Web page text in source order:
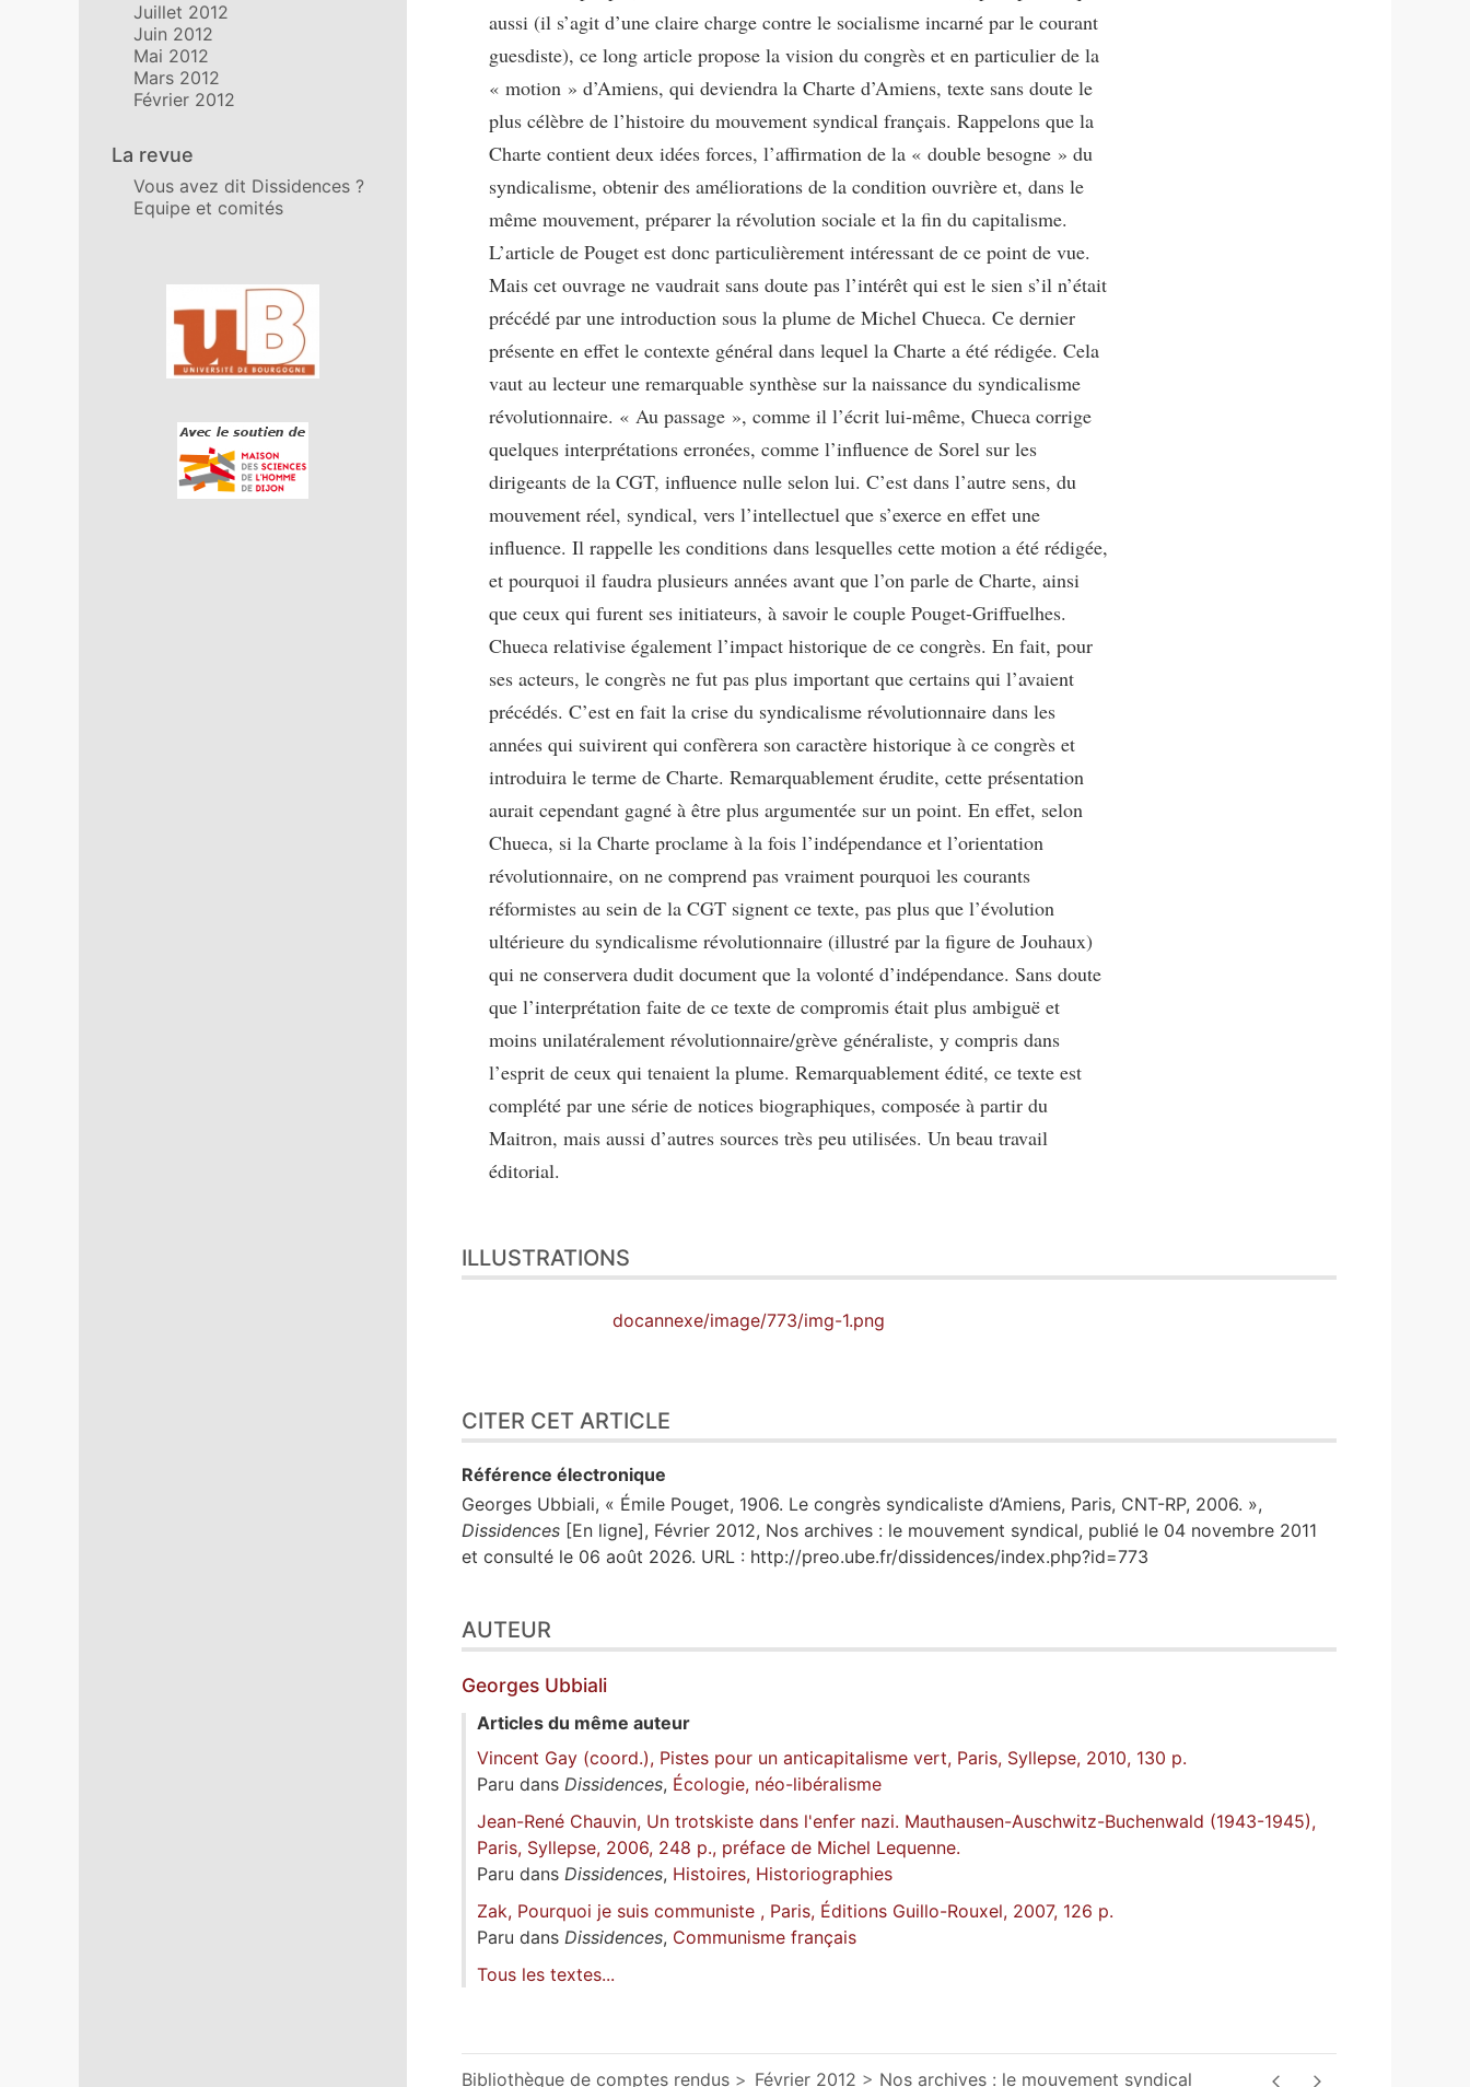
Juillet 2012
Juin 2012
Mai 2012
Mars 2012
Février 2012
La revue
Vous avez dit Dissidences ?
Equipe et comités
Affiliations/partenaires
aussi (il s’agit d’une claire charge contre le socialisme incarné par le courant
guesdiste), ce long article propose la vision du congrès et en particulier de la
« motion » d’Amiens, qui deviendra la Charte d’Amiens, texte sans doute le
plus célèbre de l’histoire du mouvement syndical français. Rappelons que la
Charte contient deux idées forces, l’affirmation de la « double besogne » du
syndicalisme, obtenir des améliorations de la condition ouvrière et, dans le
même mouvement, préparer la révolution sociale et la fin du capitalisme.
L’article de Pouget est donc particulièrement intéressant de ce point de vue.
Mais cet ouvrage ne vaudrait sans doute pas l’intérêt qui est le sien s’il n’était
précédé par une introduction sous la plume de Michel Chueca. Ce dernier
présente en effet le contexte général dans lequel la Charte a été rédigée. Cela
vaut au lecteur une remarquable synthèse sur la naissance du syndicalisme
révolutionnaire. « Au passage », comme il l’écrit lui-même, Chueca corrige
quelques interprétations erronées, comme l’influence de Sorel sur les
dirigeants de la CGT, influence nulle selon lui. C’est dans l’autre sens, du
mouvement réel, syndical, vers l’intellectuel que s’exerce en effet une
influence. Il rappelle les conditions dans lesquelles cette motion a été rédigée,
et pourquoi il faudra plusieurs années avant que l’on parle de Charte, ainsi
que ceux qui furent ses initiateurs, à savoir le couple Pouget-Griffuelhes.
Chueca relativise également l’impact historique de ce congrès. En fait, pour
ses acteurs, le congrès ne fut pas plus important que certains qui l’avaient
précédés. C’est en fait la crise du syndicalisme révolutionnaire dans les
années qui suivirent qui confèrera son caractère historique à ce congrès et
introduira le terme de Charte. Remarquablement érudite, cette présentation
aurait cependant gagné à être plus argumentée sur un point. En effet, selon
Chueca, si la Charte proclame à la fois l’indépendance et l’orientation
révolutionnaire, on ne comprend pas vraiment pourquoi les courants
réformistes au sein de la CGT signent ce texte, pas plus que l’évolution
ultérieure du syndicalisme révolutionnaire (illustré par la figure de Jouhaux)
qui ne conservera dudit document que la volonté d’indépendance. Sans doute
que l’interprétation faite de ce texte de compromis était plus ambiguë et
moins unilatéralement révolutionnaire/grève généraliste, y compris dans
l’esprit de ceux qui tenaient la plume. Remarquablement édité, ce texte est
complété par une série de notices biographiques, composée à partir du
Maitron, mais aussi d’autres sources très peu utilisées. Un beau travail
éditorial.
ILLUSTRATIONS
docannexe/image/773/img-1.png
CITER CET ARTICLE
Référence électronique
Georges Ubbiali, « Émile Pouget, 1906. Le congrès syndicaliste d’Amiens, Paris, CNT-RP, 2006. »,
Dissidences [En ligne], Février 2012, Nos archives : le mouvement syndical, publié le 04 novembre 2011
et consulté le 06 août 2026. URL : http://preo.ube.fr/dissidences/index.php?id=773
AUTEUR
Georges Ubbiali
Articles du même auteur
Vincent Gay (coord.), Pistes pour un anticapitalisme vert, Paris, Syllepse, 2010, 130 p.
Paru dans Dissidences, Écologie, néo-libéralisme
Jean-René Chauvin, Un trotskiste dans l'enfer nazi. Mauthausen-Auschwitz-Buchenwald (1943-1945),
Paris, Syllepse, 2006, 248 p., préface de Michel Lequenne.
Paru dans Dissidences, Histoires, Historiographies
Zak, Pourquoi je suis communiste , Paris, Éditions Guillo-Rouxel, 2007, 126 p.
Paru dans Dissidences, Communisme français
Tous les textes...
Bibliothèque de comptes rendus Février 2012 Nos archives : le mouvement syndical